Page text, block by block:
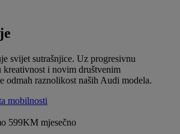
svijet sutrašnjice. Uz progresivnu
kreativnost i novim društvenim
odmah raznolikost naših Audi modela.
mobilnosti
599KM mjesečno